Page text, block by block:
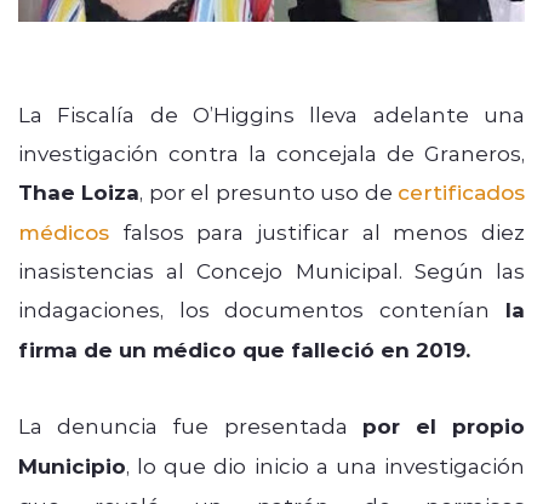
La Fiscalía de O’Higgins lleva adelante una
investigación contra la concejala de Graneros,
Thae Loiza, por el presunto uso de certificados
médicos falsos para justificar al menos diez
inasistencias al Concejo Municipal. Según las
indagaciones, los documentos contenían la
firma de un médico que falleció en 2019.
La denuncia fue presentada por el propio
Municipio, lo que dio inicio a una investigación